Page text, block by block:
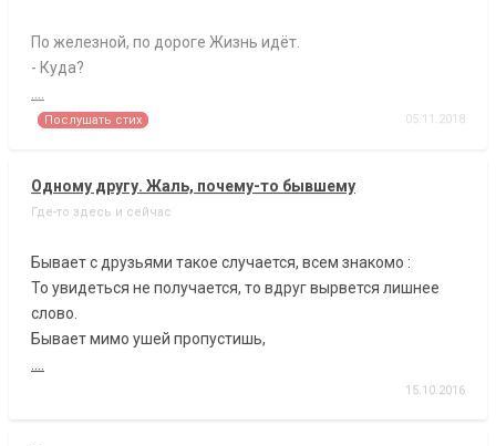
По железной, по дороге Жизнь идёт.
- Куда?
Послушать стих 05.11.2018
Одному другу. Жаль, почему-то бывшему
Где-то здесь и сейчас
Бывает с друзьями такое случается, всем знакомо :
То увидеться не получается, то вдруг вырвется лишнее
слово.
Бывает мимо ушей пропустишь,
15.10.2016